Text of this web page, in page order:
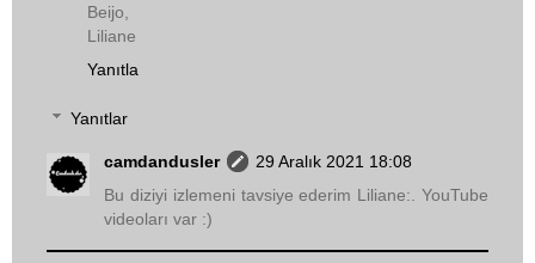
Beijo,
Liliane
Yanıtla
Yanıtlar
camdandusler
29 Aralık 2021 18:08
Bu diziyi izlemeni tavsiye ederim Liliane:. YouTube
videoları var :)